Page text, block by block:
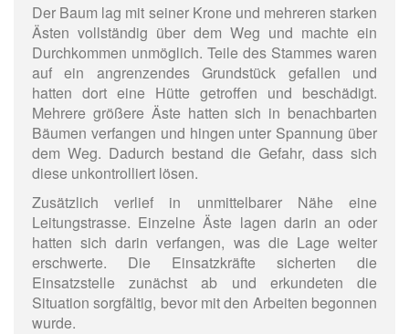
Der Baum lag mit seiner Krone und mehreren starken
Ästen vollständig über dem Weg und machte ein
Durchkommen unmöglich. Teile des Stammes waren
auf ein angrenzendes Grundstück gefallen und
hatten dort eine Hütte getroffen und beschädigt.
Mehrere größere Äste hatten sich in benachbarten
Bäumen verfangen und hingen unter Spannung über
dem Weg. Dadurch bestand die Gefahr, dass sich
diese unkontrolliert lösen.
Zusätzlich verlief in unmittelbarer Nähe eine
Leitungstrasse. Einzelne Äste lagen darin an oder
hatten sich darin verfangen, was die Lage weiter
erschwerte. Die Einsatzkräfte sicherten die
Einsatzstelle zunächst ab und erkundeten die
Situation sorgfältig, bevor mit den Arbeiten begonnen
wurde.